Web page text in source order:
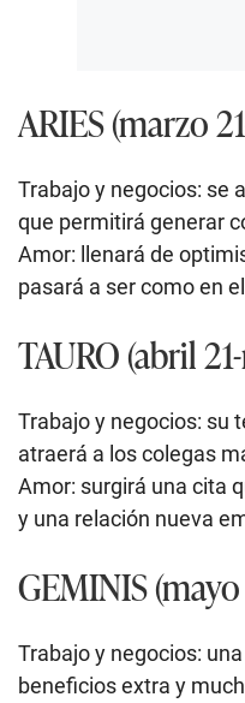
ARIES (marzo
Trabajo y negocios: se
que permitirá generar
Amor: llenará de
pasará a ser como en
TAURO (abril
Trabajo y negocios: su
atraerá a los colegas
Amor: surgirá una cita
y una relación nueva
GEMINIS
Trabajo y negocios:
beneficios extra y